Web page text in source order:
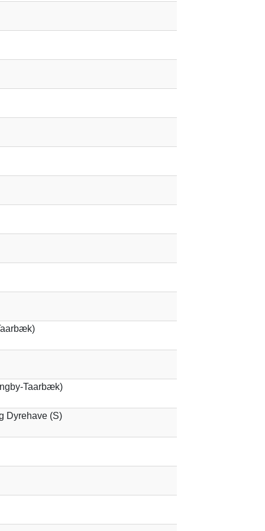
Taarbæk)
Dyrehave (S)